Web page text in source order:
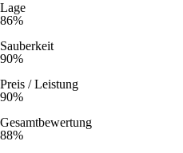
Lage
86%
Sauberkeit
90%
Preis / Leistung
90%
Gesamtbewertung
88%